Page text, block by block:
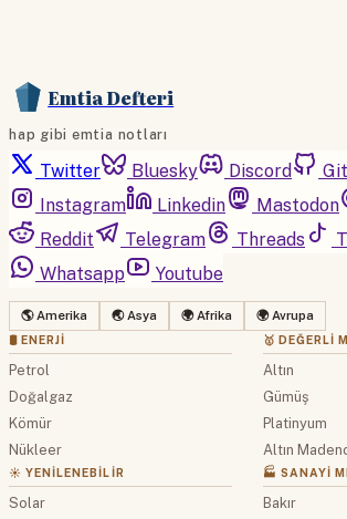
Emtia Defteri
hap gibi emtia notları
Twitter Bluesky Discord
Instagram
Linkedin Mastodon
Reddit
Telegram Threads
Whatsapp
Youtube
🌎 Amerika 🌏 Asya 🌍 Afrika 🌍 Avrupa
🛢 ENERJI
Petrol
Doğalgaz
Kömür
Nükleer
☀️ YENILENEBILIR
Solar
🥇 DEĞERLI
Altın
Gümüş
Platinyum
Altın
🏭 SANAYI
Bakır